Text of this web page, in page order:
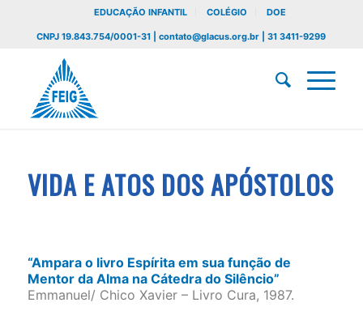
EDUCAÇÃO INFANTIL COLÉGIO DOE
CNPJ 19.843.754/0001-31 | contato@glacus.org.br | 31 3411-9299
VIDA E ATOS DOS APÓSTOLOS
“Ampara o livro Espírita em sua função de
Mentor da Alma na Cátedra do Silêncio”
Emmanuel/ Chico Xavier – Livro Cura, 1987.